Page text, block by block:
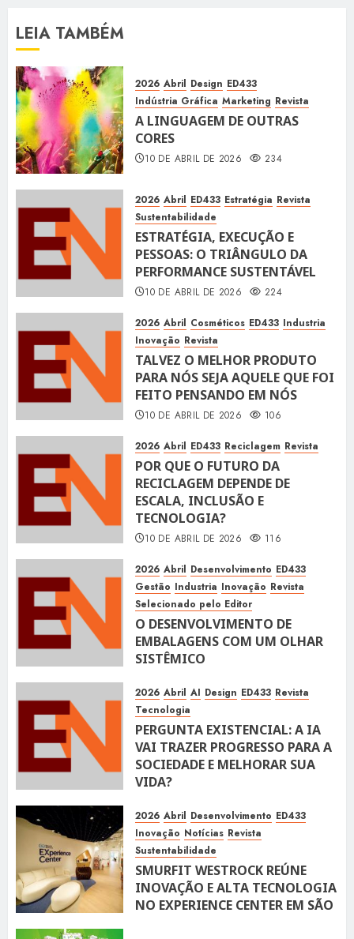
LEIA TAMBÉM
2026 Abril Design ED433
Indústria Gráfica Marketing Revista
A LINGUAGEM DE OUTRAS
CORES
10 DE ABRIL DE 2026 234
2026 Abril ED433 Estratégia Revista
Sustentabilidade
ESTRATÉGIA, EXECUÇÃO E
PESSOAS: O TRIÂNGULO DA
PERFORMANCE SUSTENTÁVEL
10 DE ABRIL DE 2026 224
2026 Abril Cosméticos ED433 Industria
Inovação Revista
TALVEZ O MELHOR PRODUTO
PARA NÓS SEJA AQUELE QUE FOI
FEITO PENSANDO EM NÓS
10 DE ABRIL DE 2026 106
2026 Abril ED433 Reciclagem Revista
POR QUE O FUTURO DA
RECICLAGEM DEPENDE DE
ESCALA, INCLUSÃO E
TECNOLOGIA?
10 DE ABRIL DE 2026 116
2026 Abril Desenvolvimento ED433
Gestão Industria Inovação Revista
Selecionado pelo Editor
O DESENVOLVIMENTO DE
EMBALAGENS COM UM OLHAR
SISTÊMICO
2026 Abril AI Design ED433 Revista
Tecnologia
PERGUNTA EXISTENCIAL: A IA
VAI TRAZER PROGRESSO PARA A
SOCIEDADE E MELHORAR SUA
VIDA?
2026 Abril Desenvolvimento ED433
Inovação Notícias Revista
Sustentabilidade
SMURFIT WESTROCK REÚNE
INOVAÇÃO E ALTA TECNOLOGIA
NO EXPERIENCE CENTER EM SÃO